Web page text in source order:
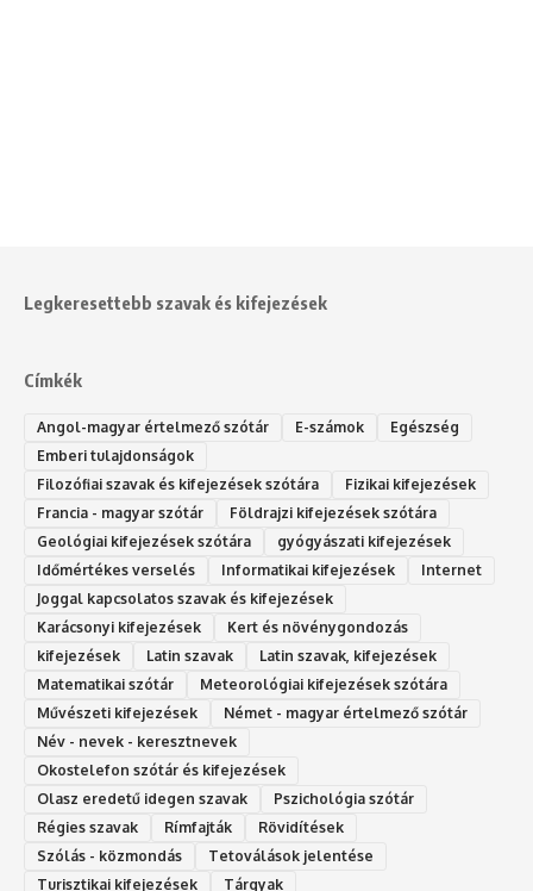
Legkeresettebb szavak és kifejezések
Címkék
Angol-magyar értelmező szótár E-számok
Egészség
Emberi tulajdonságok
Filozófiai szavak és kifejezések szótára
Fizikai kifejezések
Francia - magyar szótár
Földrajzi kifejezések szótára
Geológiai kifejezések szótára
gyógyászati kifejezések
Időmértékes verselés
Informatikai kifejezések
Internet
Joggal kapcsolatos szavak és kifejezések
Karácsonyi kifejezések
Kert és növénygondozás
kifejezések
Latin szavak
Latin szavak, kifejezések
Matematikai szótár
Meteorológiai kifejezések szótára
Művészeti kifejezések
Német - magyar értelmező szótár
Név - nevek - keresztnevek
Okostelefon szótár és kifejezések
Olasz eredetű idegen szavak
Ps‮gólohciz‬ia s‮átóz‬r
Régies szavak
Rímfajták
Rövidítések
Szólás - közmondás
Tetoválások jelentése
Turisztikai kifejezések
Tárgyak